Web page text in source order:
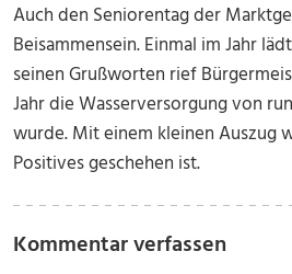
Auch den Seniorentag der
Beisammensein. Einmal im Jahr
seinen Grußworten rief
Jahr die Wasserversorgung von
wurde. Mit einem kleinen Auszug
Positives geschehen ist.
Kommentar verfassen